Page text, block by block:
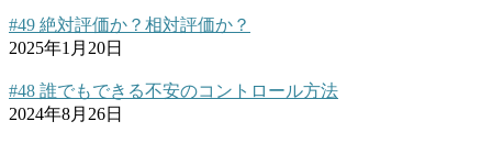
#49 絶対評価か？相対評価か？
2025年1月20日
#48 誰でもできる不安のコントロール方法
2024年8月26日